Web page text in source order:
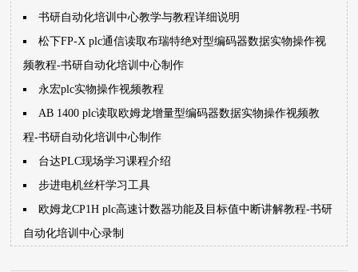
书研自动化培训中心教学与教程详细说明
松下FP-X plc通信读取布瑞特绝对型编码器数据实物操作视
频教程-书研自动化培训中心制作
永宏plc实物操作视频教程
AB 1400 plc读取欧姆龙增量型编码器数据实物操作视频教
程-书研自动化培训中心制作
台达PLC现场学习课程介绍
步进电机丝杆学习工具
欧姆龙CP1H plc高速计数器功能及目标值中断讲解教程-书研
自动化培训中心录制